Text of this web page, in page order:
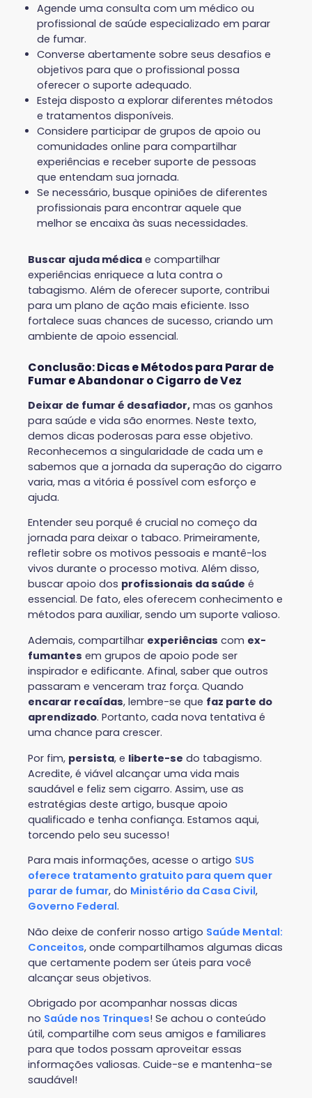
Agende uma consulta com um médico ou
profissional de saúde especializado em parar
de fumar.
Converse abertamente sobre seus desafios e
objetivos para que o profissional possa
oferecer o suporte adequado.
Esteja disposto a explorar diferentes métodos
e tratamentos disponíveis.
Considere participar de grupos de apoio ou
comunidades online para compartilhar
experiências e receber suporte de pessoas
que entendam sua jornada.
Se necessário, busque opiniões de diferentes
profissionais para encontrar aquele que
melhor se encaixa às suas necessidades.
Buscar ajuda médica e compartilhar
experiências enriquece a luta contra o
tabagismo. Além de oferecer suporte, contribui
para um plano de ação mais eficiente. Isso
fortalece suas chances de sucesso, criando um
ambiente de apoio essencial.
Conclusão: Dicas e Métodos para Parar de
Fumar e Abandonar o Cigarro de Vez
Deixar de fumar é desafiador, mas os ganhos
para saúde e vida são enormes. Neste texto,
demos dicas poderosas para esse objetivo.
Reconhecemos a singularidade de cada um e
sabemos que a jornada da superação do cigarro
varia, mas a vitória é possível com esforço e
ajuda.
Entender seu porquê é crucial no começo da
jornada para deixar o tabaco. Primeiramente,
refletir sobre os motivos pessoais e mantê-los
vivos durante o processo motiva. Além disso,
buscar apoio dos profissionais da saúde é
essencial. De fato, eles oferecem conhecimento e
métodos para auxiliar, sendo um suporte valioso.
Ademais, compartilhar experiências com ex-
fumantes em grupos de apoio pode ser
inspirador e edificante. Afinal, saber que outros
passaram e venceram traz força. Quando
encarar recaídas, lembre-se que faz parte do
aprendizado. Portanto, cada nova tentativa é
uma chance para crescer.
Por fim, persista, e liberte-se do tabagismo.
Acredite, é viável alcançar uma vida mais
saudável e feliz sem cigarro. Assim, use as
estratégias deste artigo, busque apoio
qualificado e tenha confiança. Estamos aqui,
torcendo pelo seu sucesso!
Para mais informações, acesse o artigo SUS
oferece tratamento gratuito para quem quer
parar de fumar, do Ministério da Casa Civil,
Governo Federal.
Não deixe de conferir nosso artigo Saúde Mental:
Conceitos, onde compartilhamos algumas dicas
que certamente podem ser úteis para você
alcançar seus objetivos.
Obrigado por acompanhar nossas dicas
no Saúde nos Trinques! Se achou o conteúdo
útil, compartilhe com seus amigos e familiares
para que todos possam aproveitar essas
informações valiosas. Cuide-se e mantenha-se
saudável!